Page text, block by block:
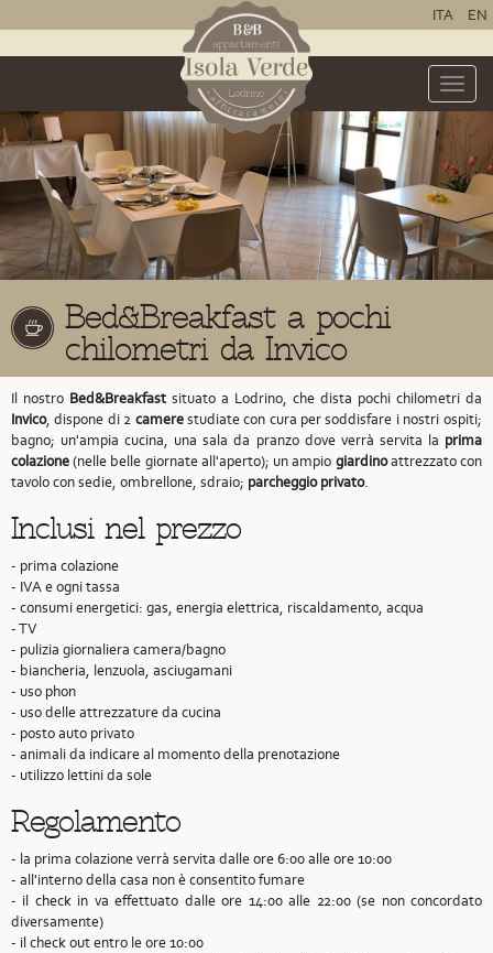
ITA EN
Toggle
Bed&Breakfast a pochi
chilometri da Invico
Il nostro Bed&Breakfast situato a Lodrino, che dista pochi chilometri da
Invico, dispone di 2 camerestudiate con cura per soddisfare i nostri ospiti;
bagno; un'ampia cucina, una sala da pranzo dove verrà servita la prima
colazione(nelle belle giornate all'aperto); un ampio giardinoattrezzato con
tavolo con sedie, ombrellone, sdraio; parcheggio privato.
Inclusi nel prezzo
- prima colazione
- IVA e ogni tassa
- consumi energetici: gas, energia elettrica, riscaldamento, acqua
- TV
- pulizia giornaliera camera/bagno
- biancheria, lenzuola, asciugamani
- uso phon
- uso delle attrezzature da cucina
- posto auto privato
- animali da indicare al momento della prenotazione
- utilizzo lettini da sole
Regolamento
- la prima colazione verrà servita dalle ore 6:00 alle ore 10:00
- all'interno della casa non è consentito fumare
- il check in va effettuato dalle ore 14:00 alle 22:00 (se non concordato
diversamente)
- il check out entro le ore 10:00